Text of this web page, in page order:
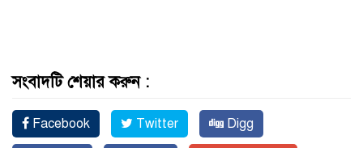
সংবাদটি শেয়ার করুন :
Facebook Twitter Digg